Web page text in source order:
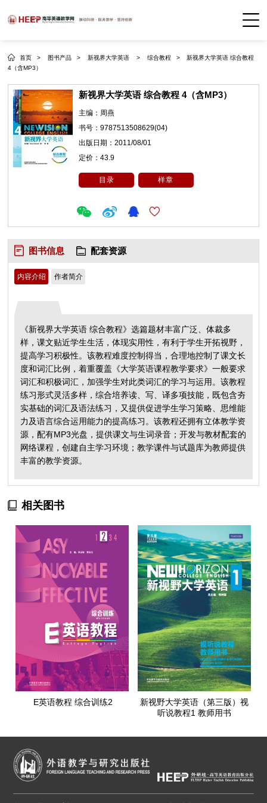
首页 > 图书产品 > 新视界大学英语 > 综合教程 >
新视界大学英语 综合教程
4（含MP3）
新视界大学英语 综合教程 4（含MP3）
主编： 周燕
书号：9787513508629(04)
出版日期：2011/08/01
定价：43.9
目录 样章
图书信息 配套资源
内容介绍 作者简介
《新视界大学英语 综合教程》选篇题材丰富广泛、体裁多
样，课文贴近学生生活，体现实用性，有利于学生开拓视野，
提高学习积极性。该教程难度控制得当，合理地控制了课文长
度和词汇比例，着重覆盖《大学英语课程教学要求》一般要求
词汇和积极词汇，加强学生对此类词汇的学习与运用。该教程
练习形式灵活多样，综合培养读、写、译多项技能，既包含夯
实基础的词汇及语法练习，又提供促进学生学习策略、思维能
力及语言综合运用能力的提高练习。该教程还拥有立体教学资
源，配有MP3光盘，提供课文与生词录音；开发与教材配套的
网络课程，创建自主学习环境；教学课件与试题库为教师提供
丰富的教学资源。
相关图书
E英语教程 综合训练2
新视野大学英语（第三版）视
听说教程1 教师用书